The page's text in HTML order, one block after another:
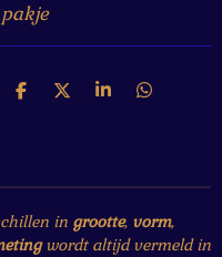
pakje
D
D
S
D
in grootte, vorm,
wordt altijd vermeld in